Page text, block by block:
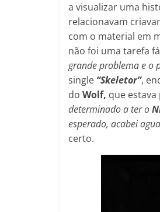
a visualizar uma
relacionavam
com o material em
não foi uma tarefa
grande problema e o
single “Skeletor”,
do Wolf, que
determinado a ter o
esperado, acabei
certo.